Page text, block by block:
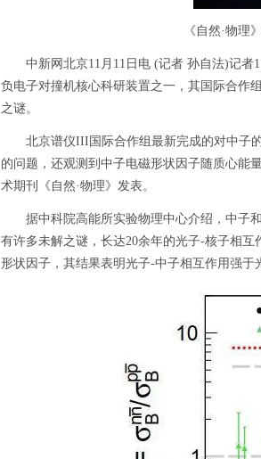
《自然·物
中新网北京11月11日电 (记者 孙自法)记者
负电子对撞机核心科研装置之一，其国际合作
之谜。
北京谱仪III国际合作组最新完成的对中子的
的问题，还观测到中子电磁形状因子随质心能
术期刊《自然·物理》发表。
据中科院高能所实验物理中心介绍，中子和
有许多未解之谜，长达20余年的光子-核子相
形状因子，其结果表明光子-中子相互作用强于